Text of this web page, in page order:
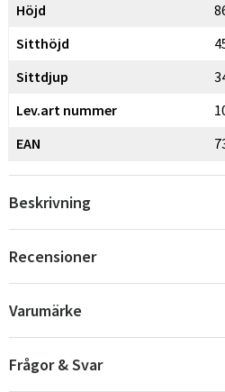
Höjd
Sitthöjd
Sittdjup
Lev.art nummer
EAN
Beskrivning
Recensioner
Varumärke
Frågor & Svar